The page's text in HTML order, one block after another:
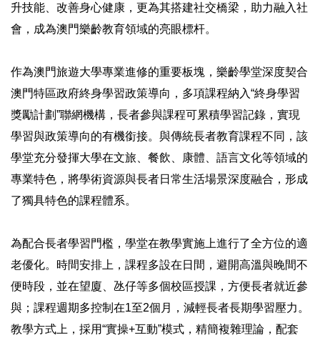
升技能、改善身心健康，更為其搭建社交橋梁，助力融入社
會，成為澳門樂齡教育領域的亮眼標杆。
作為澳門旅遊大學專業進修的重要板塊，樂齡學堂深度契合
澳門特區政府終身學習政策導向，多項課程納入“終身學習
獎勵計劃”聯網機構，長者參與課程可累積學習記錄，實現
學習與政策導向的有機銜接。與傳統長者教育課程不同，該
學堂充分發揮大學在文旅、餐飲、康體、語言文化等領域的
專業特色，將學術資源與長者日常生活場景深度融合，形成
了獨具特色的課程體系。
為配合長者學習門檻，學堂在教學實施上進行了全方位的適
老優化。時間安排上，課程多設在日間，避開高溫與晚間不
便時段，並在望廈、氹仔等多個校區授課，方便長者就近參
與；課程週期多控制在1至2個月，減輕長者長期學習壓力。
教學方式上，採用“實操+互動”模式，精簡複雜理論，配套